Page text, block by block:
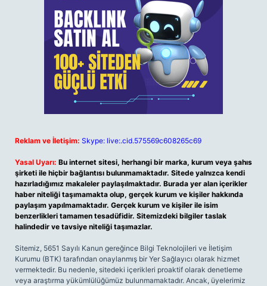
Reklam ve İletişim: Skype: live:.cid.575569c608265c69
Yasal Uyarı: Bu internet sitesi, herhangi bir marka, kurum veya şahıs
şirketi ile hiçbir bağlantısı bulunmamaktadır. Sitede yalnızca kendi
hazırladığımız makaleler paylaşılmaktadır. Burada yer alan içerikler
haber niteliği taşımamakta olup, gerçek kurum ve kişiler hakkında
paylaşım yapılmamaktadır. Gerçek kurum ve kişiler ile isim
benzerlikleri tamamen tesadüfidir. Sitemizdeki bilgiler taslak
halindedir ve tavsiye niteliği taşımazlar.
Sitemiz, 5651 Sayılı Kanun gereğince Bilgi Teknolojileri ve İletişim
Kurumu (BTK) tarafından onaylanmış bir Yer Sağlayıcı olarak hizmet
vermektedir. Bu nedenle, sitedeki içerikleri proaktif olarak denetleme
veya araştırma yükümlülüğümüz bulunmamaktadır. Ancak, üyelerimiz